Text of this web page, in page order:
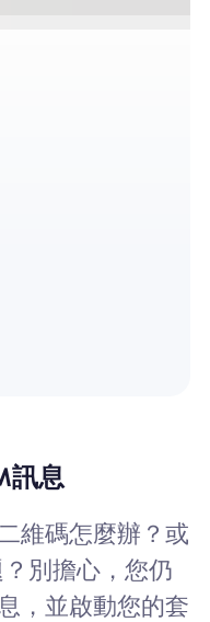
訊息
維碼怎麼辦？或
別擔心，您仍
，並啟動您的套